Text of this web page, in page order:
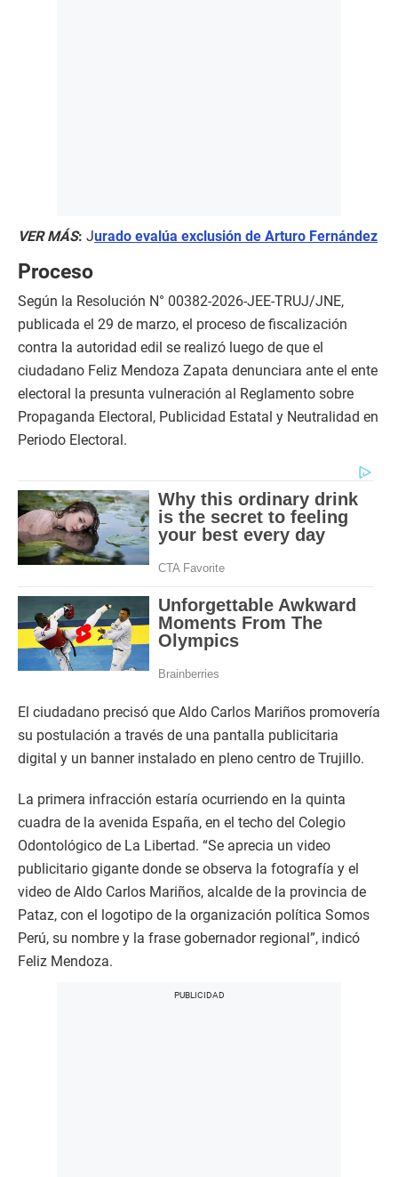
VER MÁS: Jurado evalúa exclusión de Arturo Fernández
Proceso
Según la Resolución N° 00382-2026-JEE-TRUJ/JNE,
publicada el 29 de marzo, el proceso de fiscalización
contra la autoridad edil se realizó luego de que el
ciudadano Feliz Mendoza Zapata denunciara ante el ente
electoral la presunta vulneración al Reglamento sobre
Propaganda Electoral, Publicidad Estatal y Neutralidad en
Periodo Electoral.
El ciudadano precisó que Aldo Carlos Mariños promovería
su postulación a través de una pantalla publicitaria
digital y un banner instalado en pleno centro de Trujillo.
La primera infracción estaría ocurriendo en la quinta
cuadra de la avenida España, en el techo del Colegio
Odontológico de La Libertad. “Se aprecia un video
publicitario gigante donde se observa la fotografía y el
video de Aldo Carlos Mariños, alcalde de la provincia de
Pataz, con el logotipo de la organización política Somos
Perú, su nombre y la frase gobernador regional”, indicó
Feliz Mendoza.